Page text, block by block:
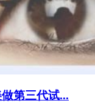
第三代试...